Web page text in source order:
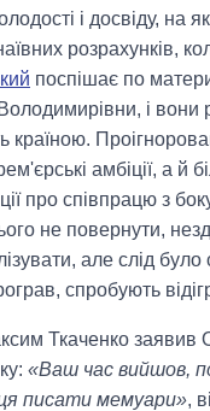
і досвіду, на
розрахунків,
поспішає по
і вони
країною.
амбіції, а й
про співпрацю з
не повернути,
але слід було
спробують
Ткаченко заявив
«Ваш час вийшов,
писати мемуари»,